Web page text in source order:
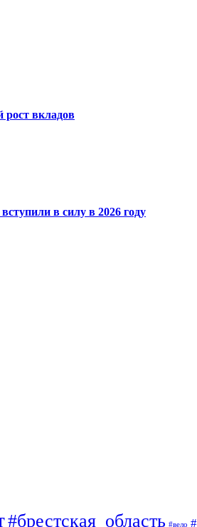
рост вкладов
в силу в 2026 году
#брестская_область #вело